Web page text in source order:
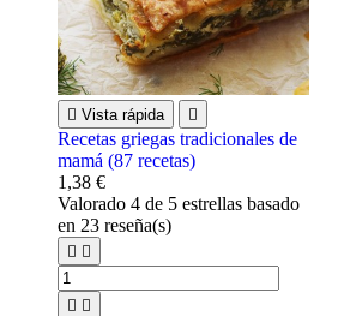
 Vista rápida 
Recetas griegas tradicionales de
mamá (87 recetas)
1,38 €
Valorado 4 de 5 estrellas basado
en 23 reseña(s)
 
 